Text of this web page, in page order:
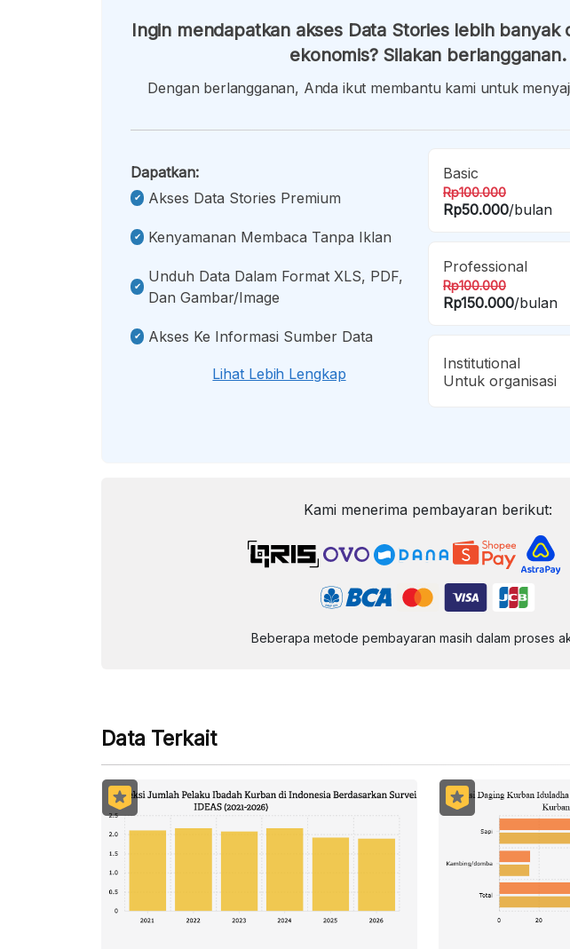
Ingin mendapatkan akses Data Stories lebih banyak
ekonomis? Silakan berlangganan.
Dengan berlangganan, Anda ikut membantu kami untuk
Dapatkan:
Akses Data Stories Premium
Kenyamanan Membaca Tanpa Iklan
Unduh Data Dalam Format XLS, PDF,
Dan Gambar/image
Akses Ke Informasi Sumber Data
Lihat Lebih Lengkap
Basic
Rp100.000
Rp50.000/bulan
Professional
Rp100.000
Rp150.000/bulan
Institutional
Untuk organisasi
Kami menerima pembayaran berikut:
Beberapa metode pembayaran masih dalam proses
Data Terkait